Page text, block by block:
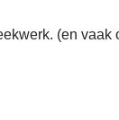
(en vaak